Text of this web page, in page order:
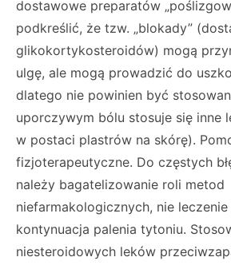
dostawowe preparatów
podkreślić, że tzw. „blokady”
glikokortykosteroidów) mogą
ulgę, ale mogą prowadzić do
dlatego nie powinien być
uporczywym bólu stosuje się inne
w postaci plastrów na skórę).
fizjoterapeutyczne. Do częstych
należy bagatelizowanie roli metod
niefarmakologicznych, nie leczenie
kontynuacja palenia tytoniu.
niesteroidowych leków